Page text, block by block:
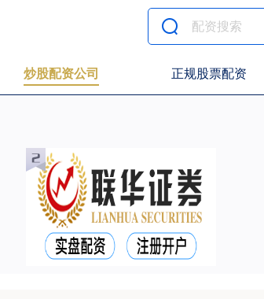
炒股配资公司 正规股票配资